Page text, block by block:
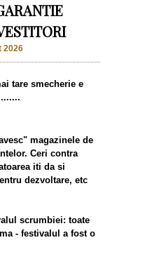
2026
tare smecherie e
magazinele de
Ceri contra
iti da si
dezvoltare, etc
scrumbiei: toate
- festivalul a fost o